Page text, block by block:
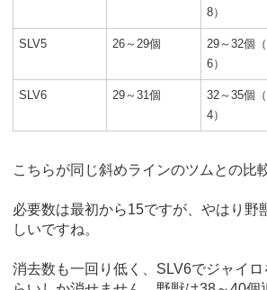
8）
SLV5 26～29個
29～32個（
6）
SLV6 29～31個
32～35個（
4）
こちらが同じ斜めラインのツムとの比
必要数は最初から15ですが、やはり野
しいですね。
消去数も一回り低く、SLV6でジャイ